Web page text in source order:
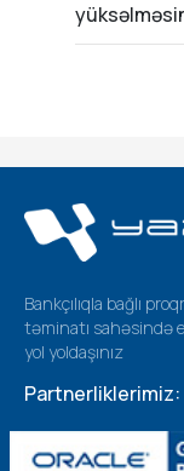
Bankçılıqla bağlı
təminatı sahəsində
yol yoldaşınız
Partnerliklerimiz: